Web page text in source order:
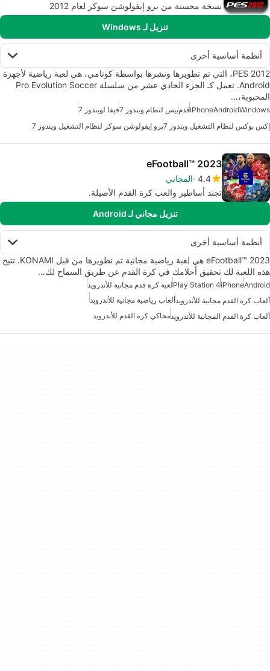
نسخة محسنة من برو إيفولوشن سوكر لعام 2012
تنزيل لـ Windows
أنظمة أساسية أخرى
PES 2012، التي تم تطويرها ونشرها بواسطة كونامي، هي لعبة رياضية لأجهزة
Android. تعمل كـ الجزء الحادي عشر من سلسلة Pro Evolution Soccer
المحبوبة،…
Windows
Android
iPhoneقدمبيس لنظام ويندوز 7
فيفا لويندوز 7
إكس بوكس لنظام التشغيل ويندوز 7
برو إيفولوشن سوكر لنظام التشغيل ويندوز 7
eFootball™ 2023
4.4 المجاني
تجند أساطير والعب كرة القدم الأصيلة.
تنزيل مجاني لـ Android
أنظمة أساسية أخرى
eFootball™ 2023 هي لعبة رياضية مجانية تم تطويرها من قبل KONAMI. تتيح
هذه اللعبة لك تحقيق أحلامك في كرة القدم عن طريق السماح لك…
Android
iPhone
Play Station 4لعبة كرة قدم مجانية للأندرويد
ألعاب كرة القدم مجانية للأندرويدألعاب رياضية مجانية للأندرويد
ألعاب كرة القدم المجانية للأندرويدمحاكي كرة القدم للأندرويد